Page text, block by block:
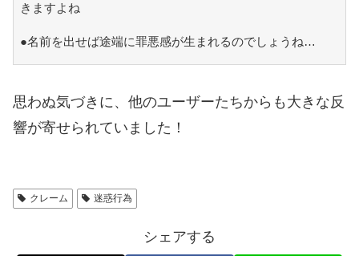
きますよね
●名前を出せば途端に罪悪感が生まれるのでしょうね…
思わぬ気づきに、他のユーザーたちからも大きな反
響が寄せられていました！
クレーム 迷惑行為
シェアする